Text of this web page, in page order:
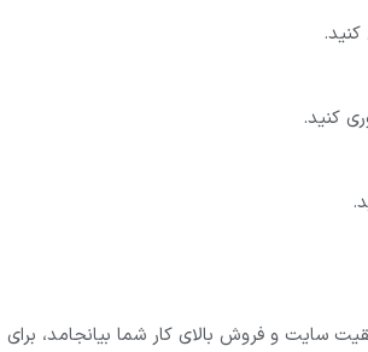
کنید.
سایت و فروش بالای کار شما بیانجامد، برای